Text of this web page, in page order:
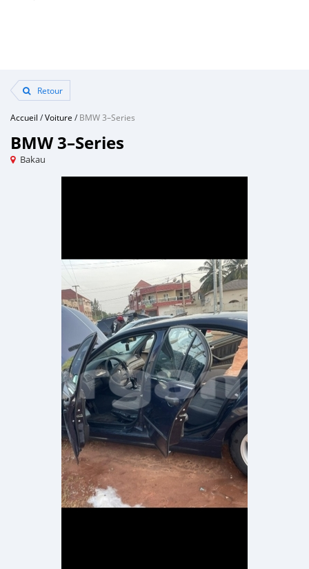
Retour
Accueil /Voiture /BMW 3–Series
BMW 3–Series
Bakau